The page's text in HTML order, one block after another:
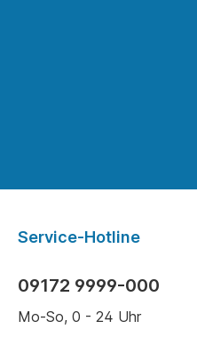
Service-Hotline
09172 9999-000
Mo-So, 0 - 24 Uhr